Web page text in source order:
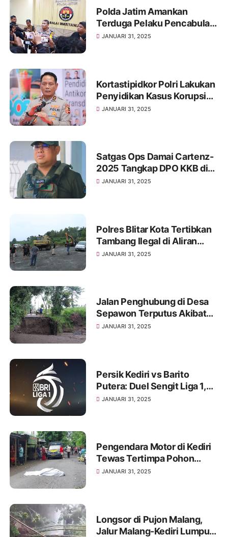
Polda Jatim Amankan
Terduga Pelaku Pencabulan
di Panti Asuhan Surabaya
JANUARI 31, 2025
Kortastipidkor Polri Lakukan
Penyidikan Kasus Korupsi
dan Pencucian Uang terkait
JANUARI 31, 2025
Satgas Ops Damai Cartenz-
2025 Tangkap DPO KKB di
Sentani, Jayapura
JANUARI 31, 2025
Polres Blitar Kota Tertibkan
Tambang Ilegal di Aliran
Sungai Kali Bladak
JANUARI 31, 2025
Jalan Penghubung di Desa
Sepawon Terputus Akibat
Hujan Deras, Warga
JANUARI 31, 2025
Persik Kediri vs Barito
Putera: Duel Sengit Liga 1,
Siapa Lebih Unggul?
JANUARI 31, 2025
Pengendara Motor di Kediri
Tewas Tertimpa Pohon
Sengon di Tengah Cuaca
JANUARI 31, 2025
Longsor di Pujon Malang,
Jalur Malang-Kediri Lumpuh